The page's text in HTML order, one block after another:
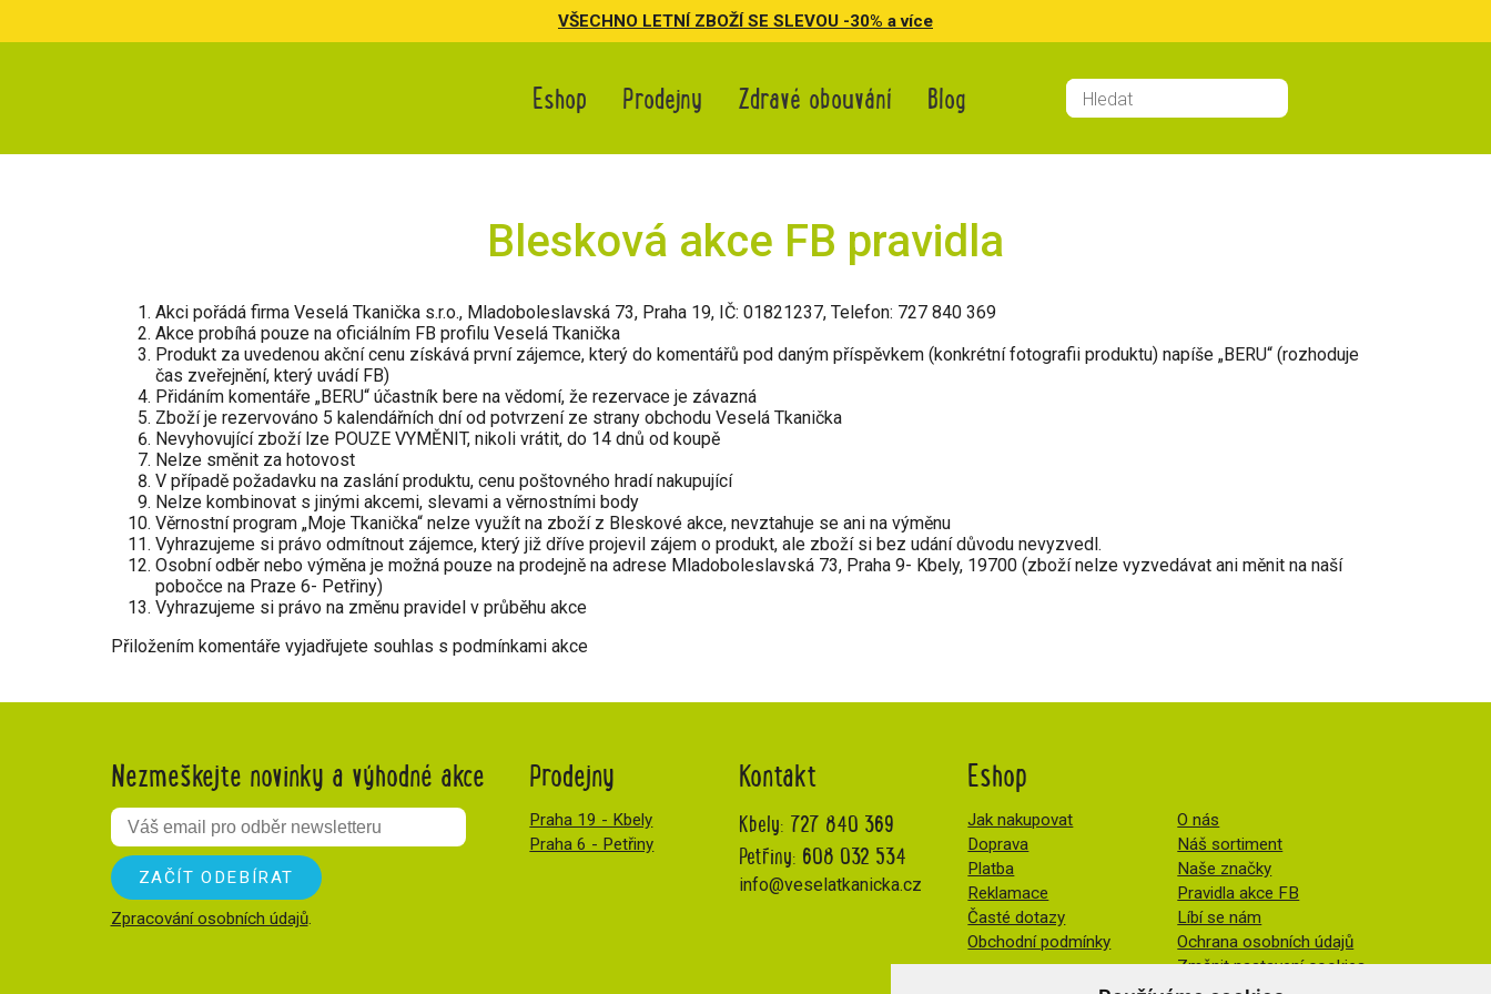
VŠECHNO LETNÍ ZBOŽÍ SE SLEVOU -30% a více
Eshop Prodejny Zdravé obouvání Blog
Blesková akce FB pravidla
Akci pořádá firma Veselá Tkanička s.r.o., Mladoboleslavská 73, Praha 19, IČ: 01821237, Telefon: 727 840 369
Akce probíhá pouze na oficiálním FB profilu Veselá Tkanička
Produkt za uvedenou akční cenu získává první zájemce, který do komentářů pod daným příspěvkem (konkrétní fotografii produktu) napíše „BERU“ (rozhoduje
čas zveřejnění, který uvádí FB)
Přidáním komentáře „BERU“ účastník bere na vědomí, že rezervace je závazná
Zboží je rezervováno 5 kalendářních dní od potvrzení ze strany obchodu Veselá Tkanička
Nevyhovující zboží lze POUZE VYMĚNIT, nikoli vrátit, do 14 dnů od koupě
Nelze směnit za hotovost
V případě požadavku na zaslání produktu, cenu poštovného hradí nakupující
Nelze kombinovat s jinými akcemi, slevami a věrnostními body
Věrnostní program „Moje Tkanička“ nelze využít na zboží z Bleskové akce, nevztahuje se ani na výměnu
Vyhrazujeme si právo odmítnout zájemce, který již dříve projevil zájem o produkt, ale zboží si bez udání důvodu nevyzvedl.
Osobní odběr nebo výměna je možná pouze na prodejně na adrese Mladoboleslavská 73, Praha 9- Kbely, 19700 (zboží nelze vyzvedávat ani měnit na naší
pobočce na Praze 6- Petřiny)
Vyhrazujeme si právo na změnu pravidel v průběhu akce
Přiložením komentáře vyjadřujete souhlas s podmínkami akce
Nezmeškejte novinky a výhodné akce
Zpracování osobních údajů.
Prodejny
Praha 19 - Kbely
Praha 6 - Petřiny
Kontakt
Kbely: 727 840 369
Petřiny: 608 032 534
info@veselatkanicka.cz
Eshop
Jak nakupovat
Doprava
Platba
Reklamace
Časté dotazy
Obchodní podmínky
O nás
Náš sortiment
Naše značky
Pravidla akce FB
Líbí se nám
Ochrana osobních údajů
Změnit nastavení cookies